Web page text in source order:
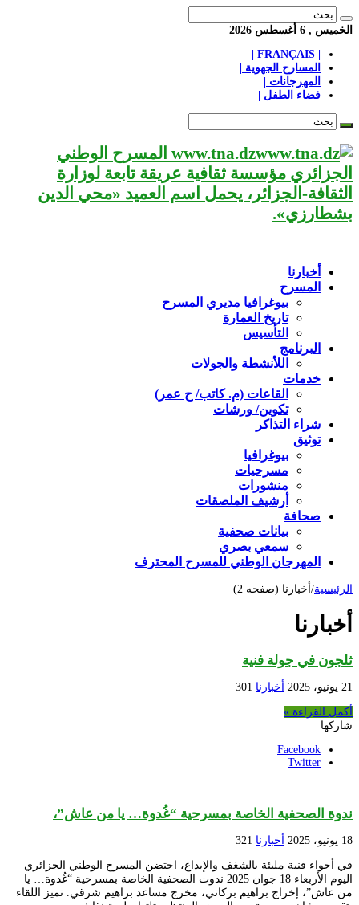
الخميس , 6 أغسطس 2026
المسارح الجهوية |
المهرجانات |
فضاء الطفل |
www.tna.dz المسرح الوطني
الجزائري مؤسسة ثقافية عريقة تابعة لوزارة
الثقافة-الجزائر، يحمل اسم العميد «محي الدين
بشطارزي».
أخبارنا
المسرح
بيوغرافيا مديري المسرح
تاريخ العمارة
التأسيس
البرنامج
اللأنشطة والجولات
خدمات
القاعات (م. كاتب/ ح عمر)
تكوين/ ورشات
شراء التذاكر
توثيق
بيوغرافيا
مسرحيات
منشورات
أرشيف الملصقات
صحافة
بيانات صحفية
سمعي بصري
المهرجان الوطني للمسرح المحترف
الرئيسية/ أخبارنا (صفحه 2)
أخبارنا
ثلجون في جولة فنية
21 يونيو، 2025 أخبارنا 301
أكمل القراءة »
شاركها
Facebook
Twitter
ندوة الصحفية الخاصة بمسرحية “غُدوة… يا من عاش”،
18 يونيو، 2025 أخبارنا 321
في أجواء فنية مليئة بالشغف والإبداع، احتضن المسرح الوطني الجزائري
اليوم الأربعاء 18 جوان 2025 ندوت الصحفية الخاصة بمسرحية “غُدوة… يا
من عاش”، إخراج براهيم بركاتي، مخرج مساعد براهيم شرقي. تميز اللقاء